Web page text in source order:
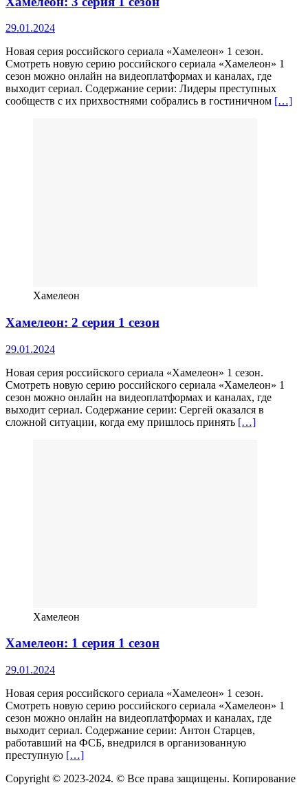
29.01.2024
Новая серия российского сериала «Хамелеон» 1 сезон.
Смотреть новую серию российского сериала «Хамелеон» 1
сезон можно онлайн на видеоплатформах и каналах, где
выходит сериал. Содержание серии: Лидеры преступных
сообществ с их прихвостнями собрались в гостиничном […]
Хамелеон
Хамелеон: 2 серия 1 сезон
29.01.2024
Новая серия российского сериала «Хамелеон» 1 сезон.
Смотреть новую серию российского сериала «Хамелеон» 1
сезон можно онлайн на видеоплатформах и каналах, где
выходит сериал. Содержание серии: Сергей оказался в
сложной ситуации, когда ему пришлось принять […]
Хамелеон
Хамелеон: 1 серия 1 сезон
29.01.2024
Новая серия российского сериала «Хамелеон» 1 сезон.
Смотреть новую серию российского сериала «Хамелеон» 1
сезон можно онлайн на видеоплатформах и каналах, где
выходит сериал. Содержание серии: Антон Старцев,
работавший на ФСБ, внедрился в организованную
преступную […]
Copyright © 2023-2024. © Все права защищены. Копирование